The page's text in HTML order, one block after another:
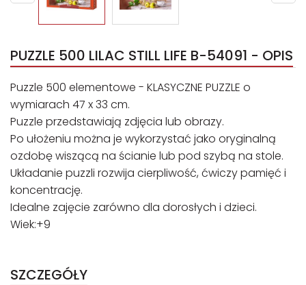
PUZZLE 500 LILAC STILL LIFE B-54091 - OPIS
Puzzle 500 elementowe - KLASYCZNE PUZZLE o
wymiarach 47 x 33 cm.
Puzzle przedstawiają zdjęcia lub obrazy.
Po ułożeniu można je wykorzystać jako oryginalną
ozdobę wiszącą na ścianie lub pod szybą na stole.
Układanie puzzli rozwija cierpliwość, ćwiczy pamięć i
koncentrację.
Idealne zajęcie zarówno dla dorosłych i dzieci.
Wiek:+9
SZCZEGÓŁY